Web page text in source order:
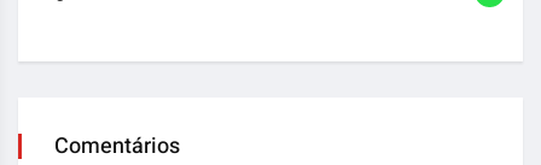
Comentários